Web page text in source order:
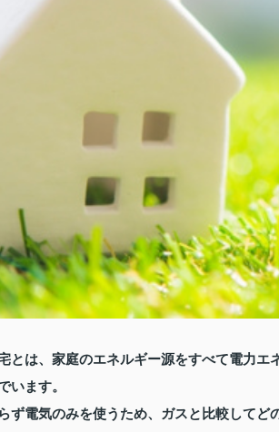
とは、家庭のエネルギー源をすべて電力
います。
ず電気のみを使うため、ガスと比較して